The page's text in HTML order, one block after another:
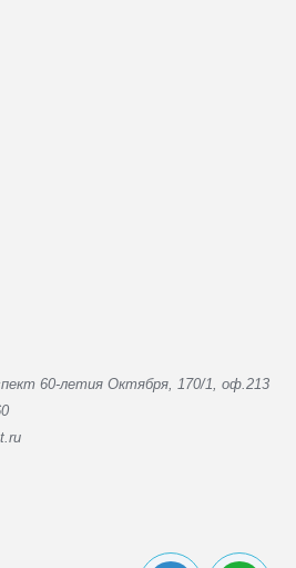
60-летия Октября, 170/1, оф.213